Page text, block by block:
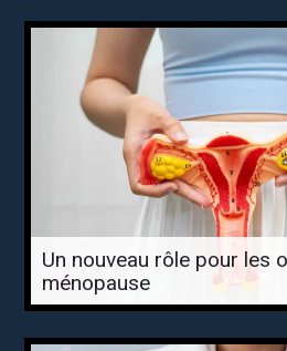
Un nouveau rôle pour les
ménopause